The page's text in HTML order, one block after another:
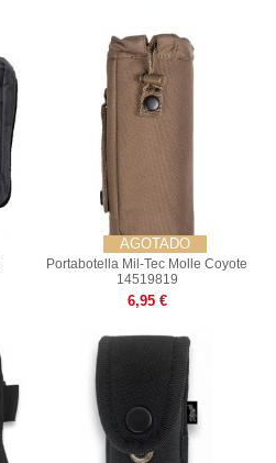
AGOTADO
Portabotella Mil-Tec Molle Coyote
14519819
6,95 €